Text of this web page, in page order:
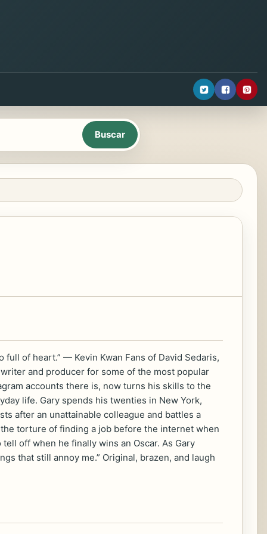
of heart.” — Kevin Kwan Fans of David Sedaris,
and producer for some of the most popular
accounts there is, now turns his skills to the
life. Gary spends his twenties in New York,
after an unattainable colleague and battles a
torture of finding a job before the internet when
off when he finally wins an Oscar. As Gary
that still annoy me.” Original, brazen, and laugh